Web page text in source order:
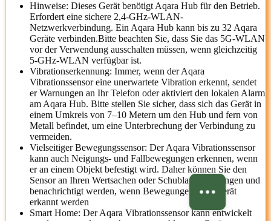
Hinweise: Dieses Gerät benötigt Aqara Hub für den Betrieb.
Erfordert eine sichere 2,4-GHz-WLAN-
Netzwerkverbindung. Ein Aqara Hub kann bis zu 32 Aqara
Geräte verbinden.Bitte beachten Sie, dass Sie das 5G-WLAN
vor der Verwendung ausschalten müssen, wenn gleichzeitig
5-GHz-WLAN verfügbar ist.
Vibrationserkennung: Immer, wenn der Aqara
Vibrationssensor eine unerwartete Vibration erkennt, sendet
er Warnungen an Ihr Telefon oder aktiviert den lokalen Alarm
am Aqara Hub. Bitte stellen Sie sicher, dass sich das Gerät in
einem Umkreis von 7–10 Metern um den Hub und fern von
Metall befindet, um eine Unterbrechung der Verbindung zu
vermeiden.
Vielseitiger Bewegungssensor: Der Aqara Vibrationssensor
kann auch Neigungs- und Fallbewegungen erkennen, wenn
er an einem Objekt befestigt wird. Daher können Sie den
Sensor an Ihren Wertsachen oder Schubladen anbringen und
benachrichtigt werden, wenn Bewegungen vom Gerät
erkannt werden
Smart Home: Der Aqara Vibrationssensor kann entwickelt